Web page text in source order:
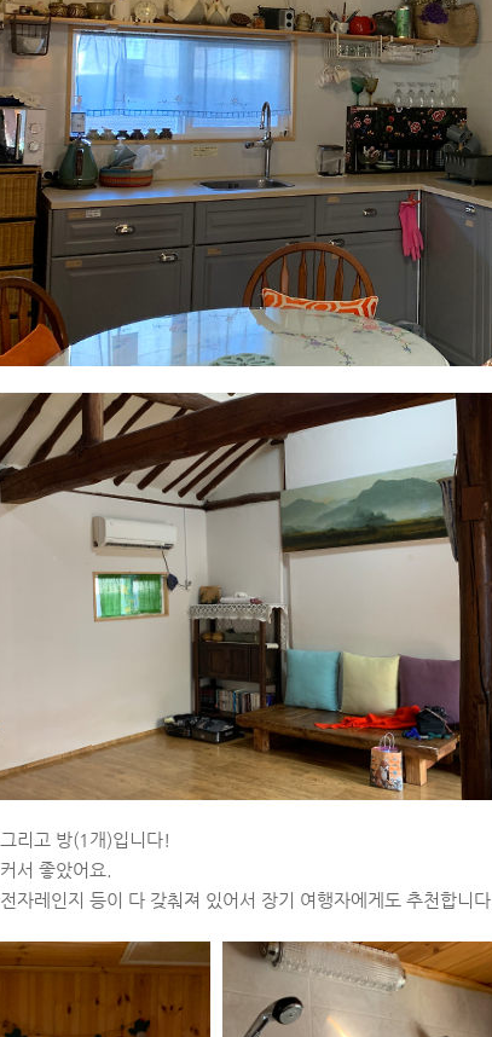
리고 방(1개)입니다!
서 좋았어요.
자레인지 등이 다 갖춰져 있어서 장기 여행자에게도 추천합니다.